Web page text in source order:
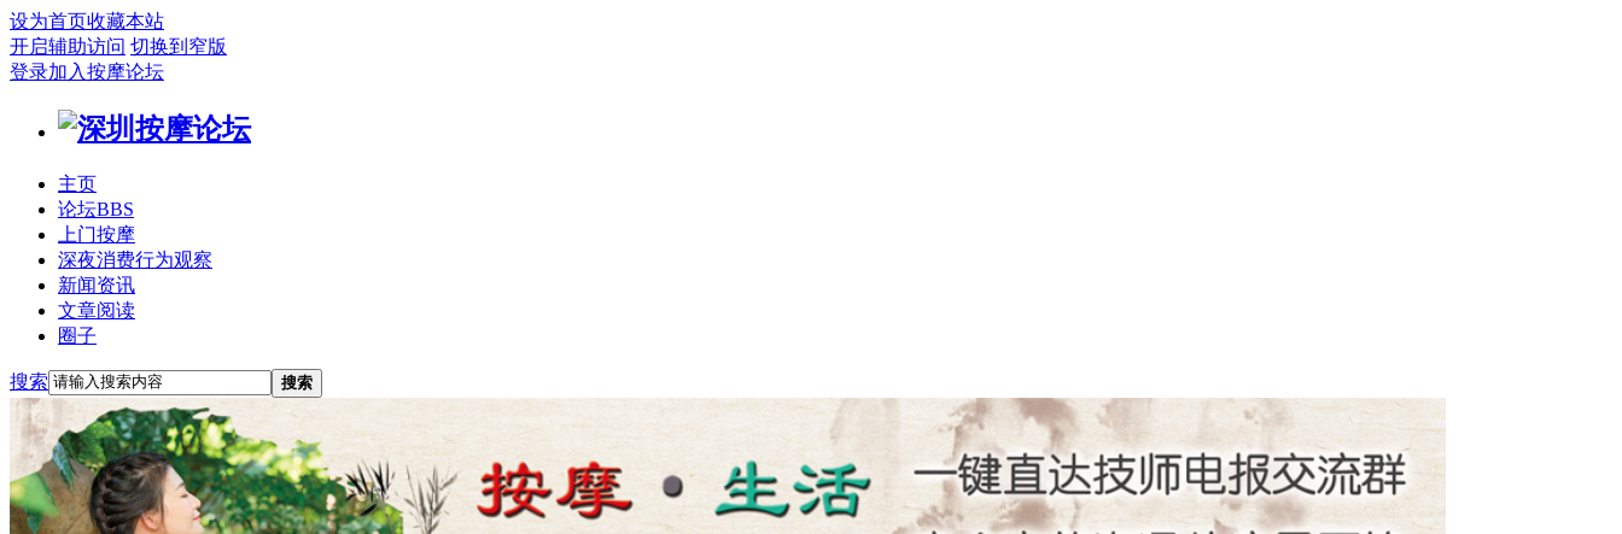
设为首页收藏本站
开启辅助访问 切换到窄版
登录加入按摩论坛
主页
论坛BBS
上门按摩
深夜消费行为观察
新闻资讯
文章阅读
圈子
搜索 搜索